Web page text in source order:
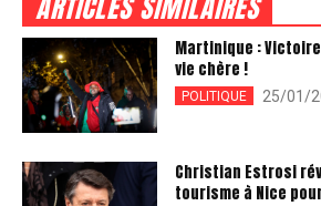
Martinique :
vie chère !
POLITIQUE 25/01/
Christian Estrosi
tourisme à Nice